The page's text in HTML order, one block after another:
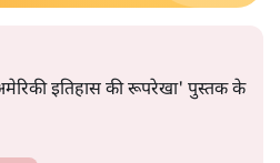
इतिहास की रूपरेखा' पुस्तक के